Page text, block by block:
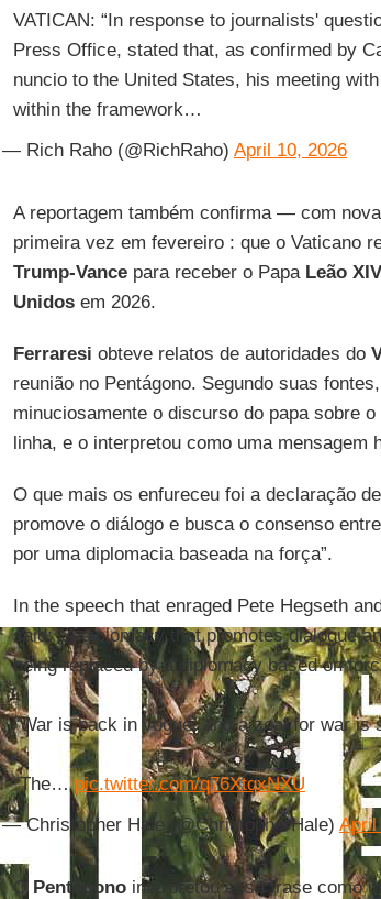
VATICAN: “In response to journalists'
Press Office, stated that, as confirmed by
nuncio to the United States, his meeting
within the framework…
— Rich Raho (@RichRaho) April 10, 2026
A reportagem também confirma — com
primeira vez em fevereiro : que o Vaticano
Trump-Vancepara receber o Papa Leão XIV
Unidosem 2026.
Ferraresi obteve relatos de autoridades do
reunião no Pentágono. Segundo suas
minuciosamente o discurso do papa sobre
linha, e o interpretou como uma mensagem
O que mais os enfureceu foi a declaração de
promove o diálogo e busca o consenso
por uma diplomacia baseada na força”.
In the speech that enraged Pete Hegseth
said: “A diplomacy that promotes dialogue
being replaced by a diplomacy based on
“War is back in vogue, and a zeal for war is
“The…pic.twitter.com/q76XtqxNXU
— Christopher Hale (@ChristopherHale) April
O Pentágonointerpretou essa frase como